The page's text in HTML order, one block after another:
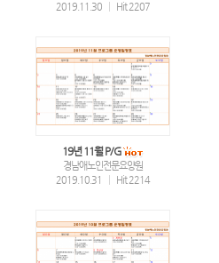
2019.11.30
Hit 2207
19년 11월 P/G
경남애노인전문요양원
2019.10.31
Hit 2214